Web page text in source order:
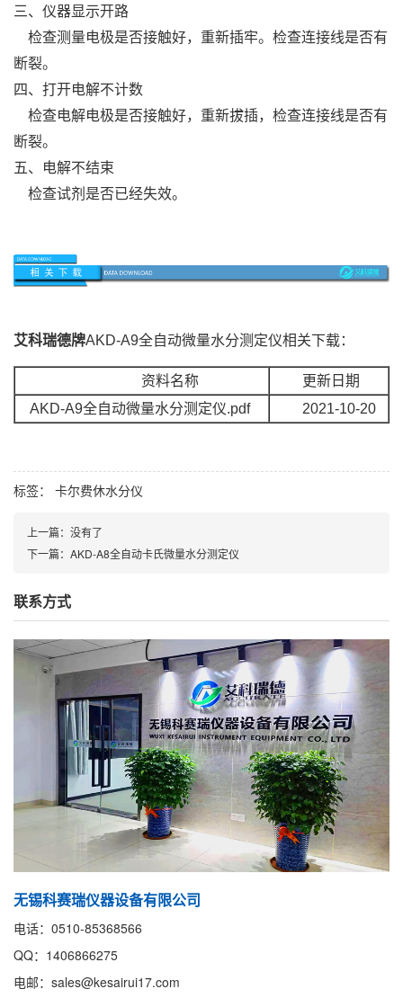
三、仪器显示开路
检查测量电极是否接触好，重新插牢。检查连接线是否有
断裂。
四、打开电解不计数
检查电解电极是否接触好，重新拔插，检查连接线是否有
断裂。
五、电解不结束
检查试剂是否已经失效。
艾科瑞德牌AKD-A9全自动微量水分测定仪相关下载：
资料名称
更新日期
AKD-A9全自动微量水分测定仪.pdf
2021-10-20
标签： 卡尔费休水分仪
上一篇： 没有了
下一篇： AKD-A8全自动卡氏微量水分测定仪
联系方式
无锡科赛瑞仪器设备有限公司
电话：0510-85368566
QQ：1406866275
电邮：sales@kesairui17.com